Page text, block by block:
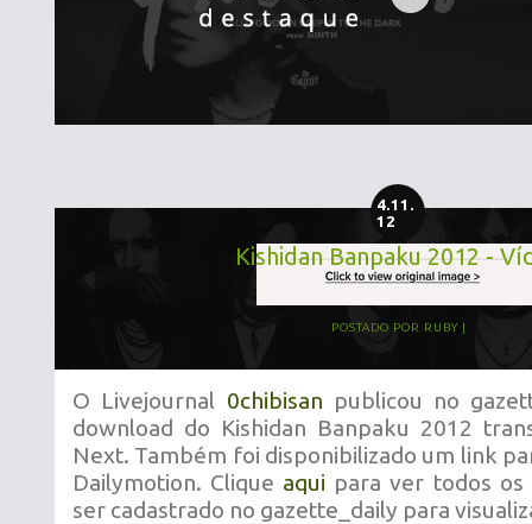
4.11.
12
Kishidan Banpaku 2012 -
POSTADO POR RUBY
O Livejournal 0chibisan publicou no
download do Kishidan Banpaku 2012
Next. Também foi disponibilizado um link
Dailymotion. Clique aqui para ver todos os
ser cadastrado no gazette_daily para